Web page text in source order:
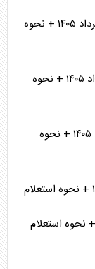
جدول قطعی برق استان اصفهان فردا جمعه ۱۶ مرداد ۱۴۰۵ + نحوه
جدول قطعی برق استان فارس فردا جمعه ۱۶ مرداد ۱۴۰۵ + نحوه
جدول قطعی برق استان البرز فردا جمعه ۱۶ مرداد ۱۴۰۵ + نحوه